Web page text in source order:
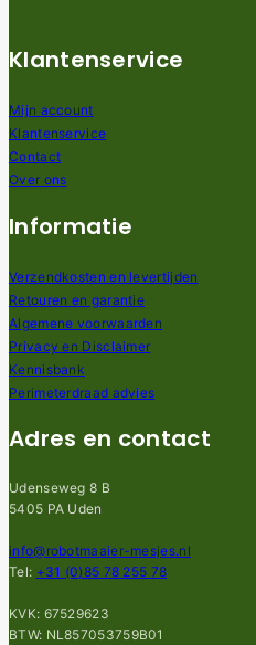
Klantenservice
Mijn account
Klantenservice
Contact
Over ons
Informatie
Verzendkosten en levertijden
Retouren en garantie
Algemene voorwaarden
Privacy en Disclaimer
Kennisbank
Perimeterdraad advies
Adres en contact
Udenseweg 8 B
5405 PA Uden
info@robotmaaier-mesjes.nl
Tel: +31 (0)85 78 255 78
KVK: 67529623
BTW: NL857053759B01